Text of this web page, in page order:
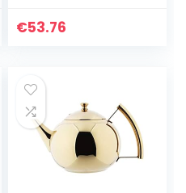
€53.76